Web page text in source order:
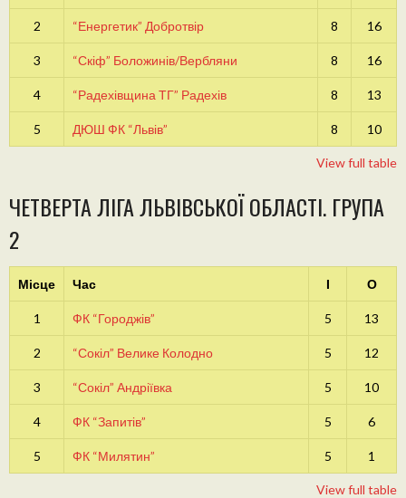
2 “Енергетик” Добротвір 8 16
3 “Скіф” Боложинів/Вербляни 8 16
4 “Радехівщина ТГ” Радехів 8 13
5 ДЮШ ФК “Львів” 8 10
View full table
ЧЕТВЕРТА ЛІГА ЛЬВІВСЬКОЇ ОБЛАСТІ. ГРУПА
2
Місце Час І О
1 ФК “Городжів” 5 13
2 “Сокіл” Велике Колодно 5 12
3 “Сокіл” Андріївка 5 10
4 ФК “Запитів” 5 6
5 ФК “Милятин” 5 1
View full table